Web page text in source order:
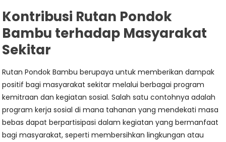
Kontribusi Rutan Pondok
Bambu terhadap Masyarakat
Sekitar
Rutan Pondok Bambu berupaya untuk memberikan dampak
positif bagi masyarakat sekitar melalui berbagai program
kemitraan dan kegiatan sosial. Salah satu contohnya adalah
program kerja sosial di mana tahanan yang mendekati masa
bebas dapat berpartisipasi dalam kegiatan yang bermanfaat
bagi masyarakat, seperti membersihkan lingkungan atau